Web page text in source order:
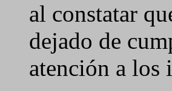
al constatar
dejado de
atención a